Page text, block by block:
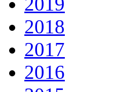
2018
2017
2016